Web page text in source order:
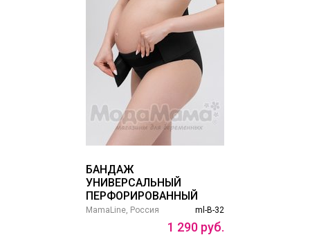
БАНДАЖ
УНИВЕРСАЛЬНЫЙ
ПЕРФОРИРОВАННЫЙ
ml-B-32
MamaLine, Россия
1 290 руб.